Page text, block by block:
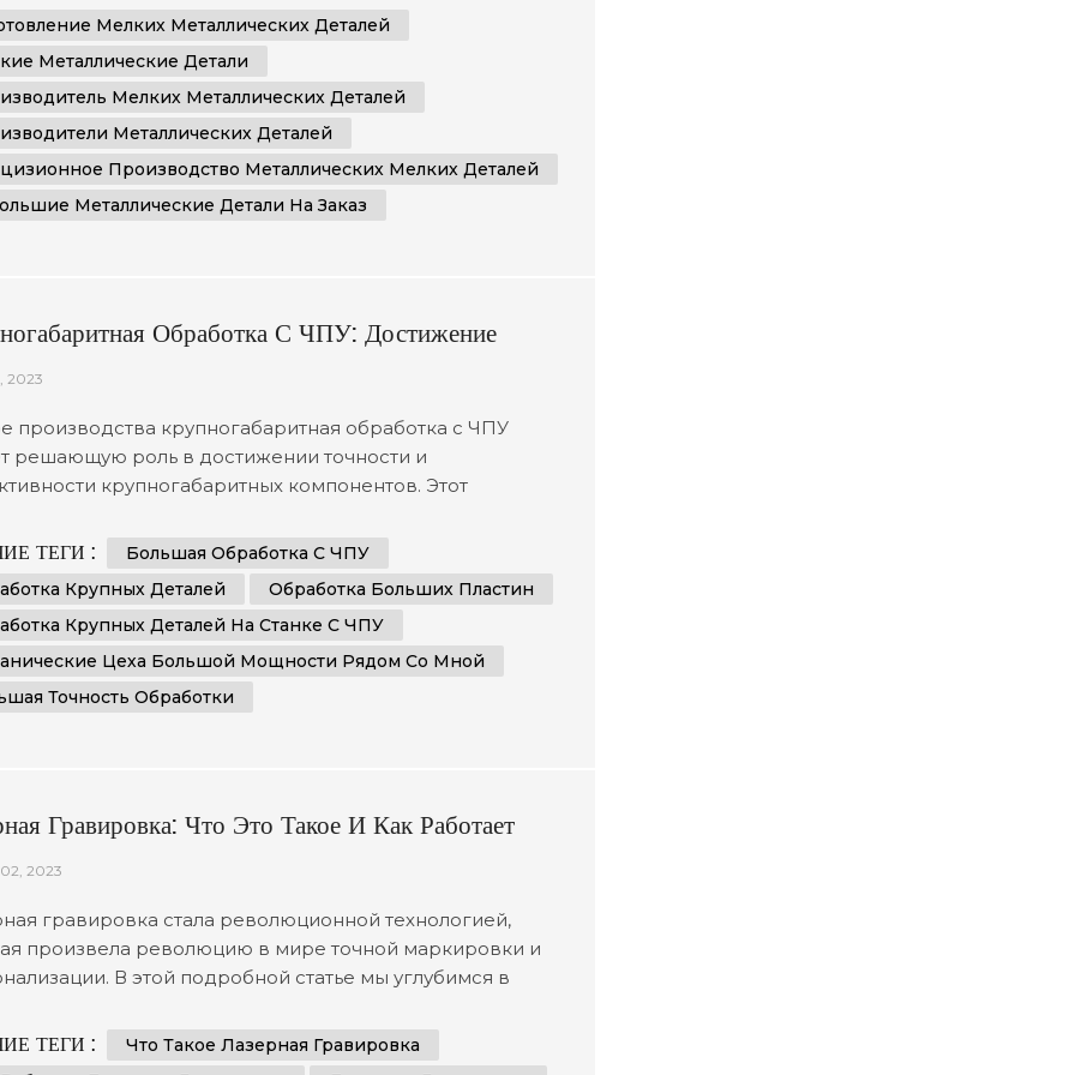
требованиям. Comely CNC специализируется на
по изготовлению листового металла. Мы...
Мелких Металлических Деталей
Металлические Детали
Мелких Металлических Деталей
Металлических Деталей
Производство Металлических Мелких Деталей
Металлические Детали На Заказ
Обработка С ЧПУ: Достижение
И Эффективности Производства
2023
производства крупногабаритная обработка с ЧПУ
решающую роль в достижении точности и
крупногабаритных компонентов. Этот
программного управления (ЧПУ) для формирования
производства негабаритных деталей, пластин или
полагаются на возмо...
ТЕГИ :
Большая Обработка С ЧПУ
Крупных Деталей
Обработка Больших Пластин
Крупных Деталей На Станке С ЧПУ
Цеха Большой Мощности Рядом Со Мной
Точность Обработки
Гравировка: Что Это Такое И Как Работает
2023
гравировка стала революционной технологией,
произвела революцию в мире точной маркировки и
В этой подробной статье мы углубимся в
и разнообразные применения. Благодаря глубокому
ТЕГИ :
Что Такое Лазерная Гравировка